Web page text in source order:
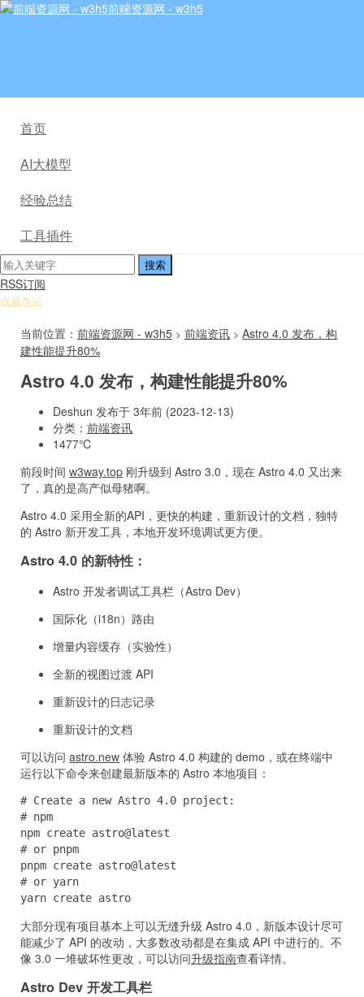
前端资源网 - w3h5
首页
AI大模型
经验总结
工具插件
RSS订阅
收藏本站
当前位置： 前端资源网 - w3h5 > 前端资讯 > Astro 4.0 发布，构
建性能提升80%
Astro 4.0 发布，构建性能提升80%
Deshun 发布于 3年前 (2023-12-13)
分类： 前端资讯
1477℃
前段时间 w3way.top 刚升级到 Astro 3.0，现在 Astro 4.0 又出来
了，真的是高产似母猪啊。
Astro 4.0 采用全新的API，更快的构建，重新设计的文档，独特
的 Astro 新开发工具，本地开发环境调试更方便。
Astro 4.0 的新特性：
Astro 开发者调试工具栏（Astro Dev）
国际化（i18n）路由
增量内容缓存（实验性）
全新的视图过渡 API
重新设计的日志记录
重新设计的文档
可以访问 astro.new 体验 Astro 4.0 构建的 demo，或在终端中
运行以下命令来创建最新版本的 Astro 本地项目：
# Create a new Astro 4.0 project:
# npm
npm create astro@latest
# or pnpm
pnpm create astro@latest
# or yarn
yarn create astro
大部分现有项目基本上可以无缝升级 Astro 4.0，新版本设计尽可
能减少了 API 的改动，大多数改动都是在集成 API 中进行的。不
像 3.0 一堆破坏性更改，可以访问升级指南查看详情。
Astro Dev 开发工具栏